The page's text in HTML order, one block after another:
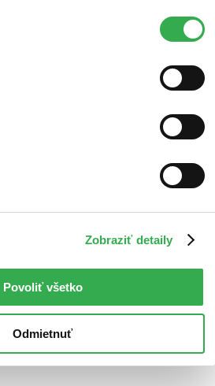
všetky tieto cookies. Ďakujeme!
Zobraziť detaily
Povoliť všetko
Odmietnuť